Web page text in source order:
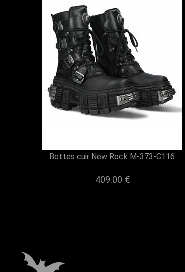
Bottes cuir New Rock M-373-C116
409.00 €